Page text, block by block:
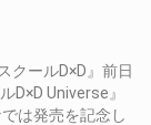
クールD×D』前日
D×D Universe』
は発売を記念し